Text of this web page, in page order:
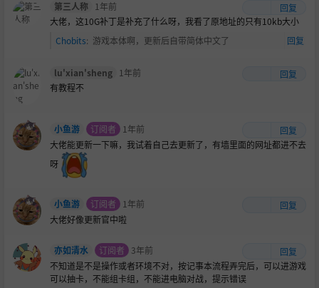
第三人称
1年前
回复
大佬，这10G补丁是补充了什么呀，我看了原地址的只有10kb大小
Chobits: 游戏本体啊，更新后自带简体中文了 回复
lu'xian'sheng 1年前
回复
有教程不
小鱼游 订阅者 1年前
回复
大佬能更新一下嘛，我试着自己去更新了，有墙里面的网址都进不去
呀
小鱼游 订阅者 1年前
回复
大佬好像更新官中啦
亦如清水 订阅者 3年前
回复
不知道是不是操作或者环境不对，按记事本流程弄完后，可以进游戏
可以抽卡，不能组卡组，不能进电脑对战，提示错误